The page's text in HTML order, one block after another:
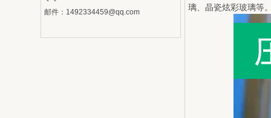
邮件： 1492334459@qq.com 璃、晶瓷炫彩玻璃等